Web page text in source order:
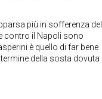
più in sofferenza del
contro il Napoli sono
è quello di far bene
della sosta dovuta